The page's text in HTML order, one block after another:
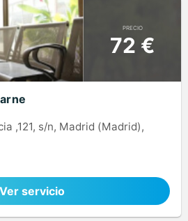
PRECIO
72 €
,121, s/n, Madrid (Madrid),
Ver servicio